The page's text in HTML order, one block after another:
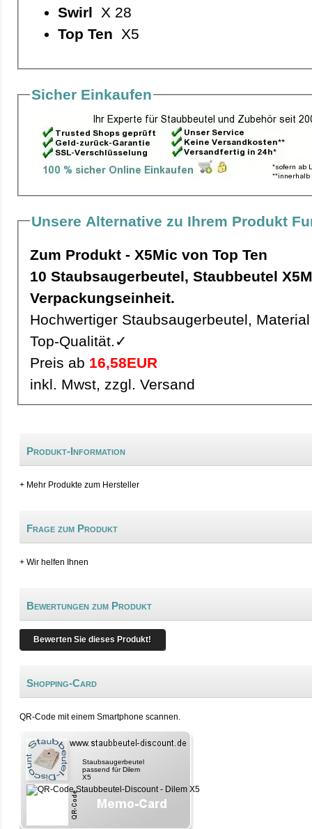
Swirl X 28
Top Ten X5
Sicher Einkaufen
Unsere Alternative zu Ihrem Produkt
Zum Produkt - X5Mic von Top Ten
10 Staubsaugerbeutel, Staubbeutel X5Mic pro
Verpackungseinheit.
Hochwertiger Staubsaugerbeutel,
Top-Qualität.✓
Preis ab 16,58EUR
inkl. Mwst, zzgl. Versand
Produkt-Information
+ Mehr Produkte zum Hersteller
Frage zum Produkt
+ Wir helfen Ihnen
Bewertungen zum Produkt
Bewerten Sie dieses Produkt!
Shopping-Card
QR-Code mit einem Smartphone scannen.
Staubsaugerbeutel
passend für Dilem
X5